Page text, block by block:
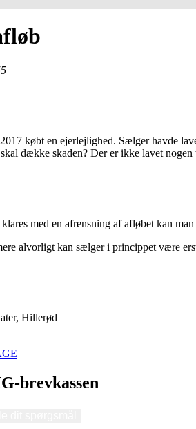
købt en ejerlejlighed. Sælger havde
dække skaden? Der er ikke lavet nogen
med en afrensning af afløbet kan
alvorligt kan sælger i princippet være
Hillerød
brevkassen